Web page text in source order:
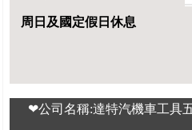
周日及國定假日休息
❤公司名稱:達特汽機車工具